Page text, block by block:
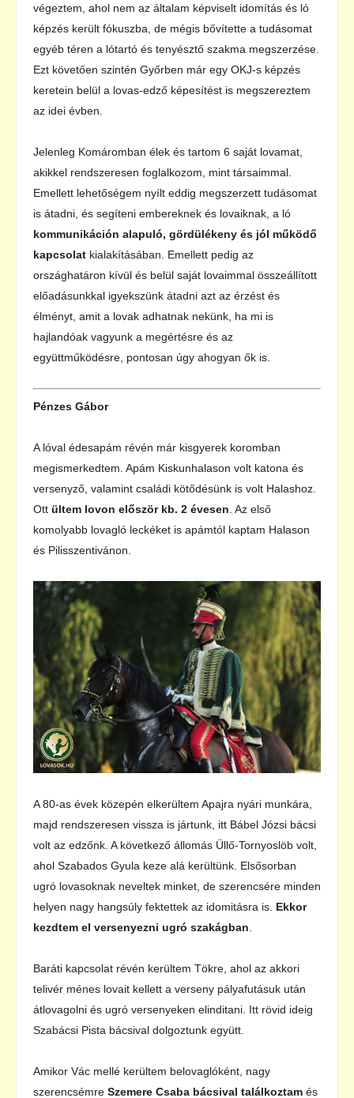
végeztem, ahol nem az általam képviselt idomítás és ló
képzés került fókuszba, de mégis bővítette a tudásomat
egyéb téren a lótartó és tenyésztő szakma megszerzése.
Ezt követően szintén Győrben már egy OKJ-s képzés
keretein belül a lovas-edző képesítést is megszereztem
az idei évben.
Jelenleg Komáromban élek és tartom 6 saját lovamat,
akikkel rendszeresen foglalkozom, mint társaimmal.
Emellett lehetőségem nyílt eddig megszerzett tudásomat
is átadni, és segíteni embereknek és lovaiknak, a ló
kommunikáción alapuló, gördülékeny és jól működő
kapcsolat kialakításában. Emellett pedig az
országhatáron kívül és belül saját lovaimmal összeállított
előadásunkkal igyekszünk átadni azt az érzést és
élményt, amit a lovak adhatnak nekünk, ha mi is
hajlandóak vagyunk a megértésre és az
együttműködésre, pontosan úgy ahogyan ők is.
Pénzes Gábor
A lóval édesapám révén már kisgyerek koromban
megismerkedtem. Apám Kiskunhalason volt katona és
versenyző, valamint családi kötődésünk is volt Halashoz.
Ott ültem lovon először kb. 2 évesen . Az első
komolyabb lovagló leckéket is apámtól kaptam Halason
és Pilisszentivánon.
A 80-as évek közepén elkerültem Apajra nyári munkára,
majd rendszeresen vissza is jártunk, itt Bábel Józsi bácsi
volt az edzőnk. A következő állomás Üllő-Tornyoslöb volt,
ahol Szabados Gyula keze alá kerültünk. Elsősorban
ugró lovasoknak neveltek minket, de szerencsére minden
helyen nagy hangsúly fektettek az idomitásra is. Ekkor
kezdtem el versenyezni ugró szakágban
Baráti kapcsolat révén kerültem Tökre, ahol az akkori
telivér ménes lovait kellett a verseny pályafutásuk után
átlovagolni és ugró versenyeken elinditani. Itt rövid ideig
Szabácsi Pista bácsival dolgoztunk együtt.
Amikor Vác mellé kerültem belovaglóként, nagy
szerencsémre Szemere Csaba bácsival találkoztam és